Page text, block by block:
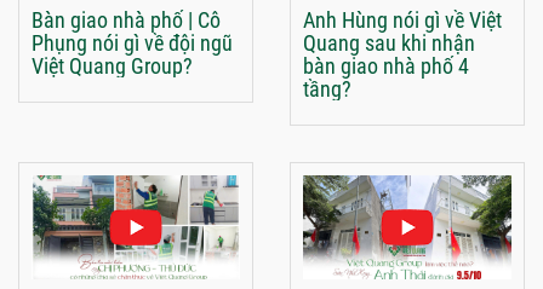
Bàn giao nhà phố | Cô
Phụng nói gì về đội ngũ
Việt Quang Group?
Anh Hùng nói gì về Việt
Quang sau khi nhận
bàn giao nhà phố 4
tầng?